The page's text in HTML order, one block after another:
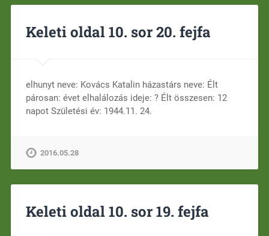
Keleti oldal 10. sor 20. fejfa
elhunyt neve: Kovács Katalin házastárs neve: Élt
párosan: évet elhalálozás ideje: ? Élt összesen: 12
napot Születési év: 1944.11. 24.
2016.05.28
Keleti oldal 10. sor 19. fejfa